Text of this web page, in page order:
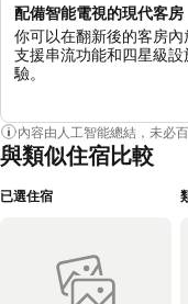
配備智能電視的現代客房
你可以在翻新後的客房
支援串流功能和四星級
驗。
內容由人工智能總結，未必百
與類似住宿比較
已選住宿